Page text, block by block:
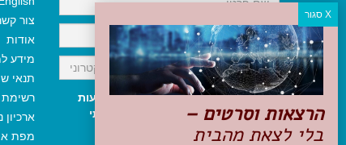
אני מאשר/ת קבלת ניוזלטר והודעות
שיווקיות, ומאשר/ת כי קראתי והסכמתי
לתקנון האתר ולמדיניות הפרטיות
צור
אודות
מידע
תנאי
רשימת
ארכיון
מפת
הרצאות וסרטים –
בלי לצאת מהבית